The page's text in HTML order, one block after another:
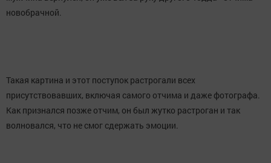
новобрачной.
Такая картина и этот поступок растрогали всех
присутствовавших, включая самого отчима и даже фотографа.
Как признался позже отчим, он был жутко растроган и так
волновался, что не смог сдержать эмоции.